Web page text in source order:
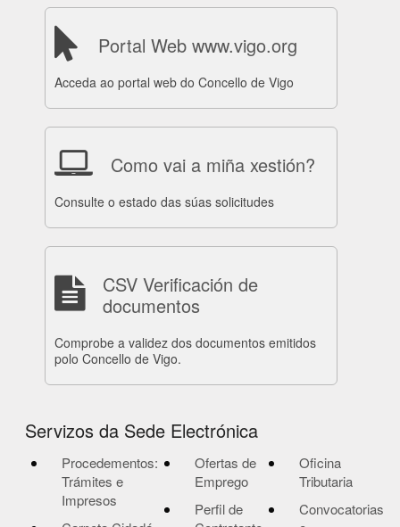
Portal Web www.vigo.org
Acceda ao portal web do Concello de Vigo
Como vai a miña xestión?
Consulte o estado das súas solicitudes
CSV Verificación de
documentos
Comprobe a validez dos documentos emitidos
polo Concello de Vigo.
Servizos da Sede Electrónica
Procedementos:
Trámites e
Impresos
Ofertas de
Emprego
Perfil de
Oficina
Tributaria
Convocatorias